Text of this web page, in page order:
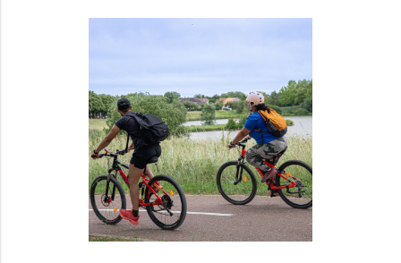
concernant les perturbations des lignes de bus.